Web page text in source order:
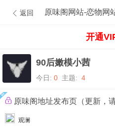
返回
开通
90后嫩模小茜
今日: 0 主题: 4
原味阁地址发布页（更新，
观澜